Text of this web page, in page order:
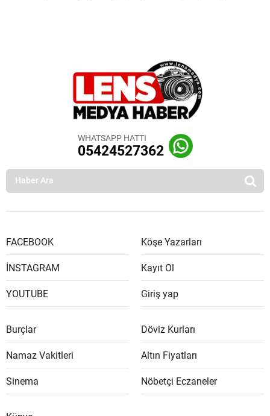
WHATSAPP HATTI
05424527362
FACEBOOK
İNSTAGRAM
YOUTUBE
Köşe Yazarları
Kayıt Ol
Giriş yap
Burçlar
Namaz Vakitleri
Sinema
Döviz Kurları
Altın Fiyatları
Nöbetçi Eczaneler